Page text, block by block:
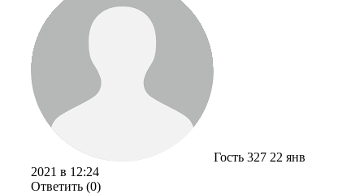
Гость 327 22 янв
2021 в 12:24
Ответить (0)